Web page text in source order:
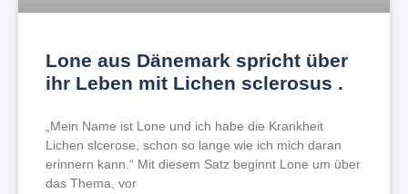
Lone aus Dänemark spricht über
ihr Leben mit Lichen sclerosus .
„Mein Name ist Lone und ich habe die Krankheit
Lichen slcerose, schon so lange wie ich mich daran
erinnern kann.“ Mit diesem Satz beginnt Lone um über
das Thema, vor